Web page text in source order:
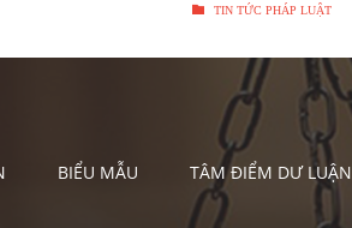
 TIN TỨC PHÁP LUẬT
BIỂU MẪU TÂM ĐIỂM DƯ LUẬN